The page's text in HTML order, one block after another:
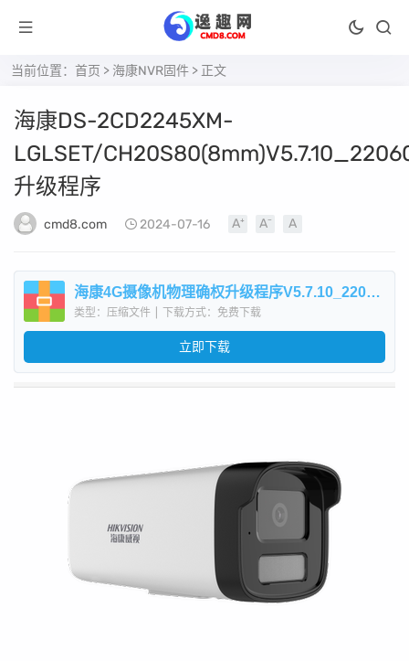
当前位置： 首页 > 海康NVR固件 > 正文
海康DS-2CD2245XM-
LGLSET/
升级程序
cmd8.com 2024-07-16
海康4G摄像机物理确权升级程序V5.7.10_2206074.zip
类型：压缩文件 下载方式：免费下载
立即下载